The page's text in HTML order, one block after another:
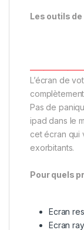
Les outils
L’écran de
Pas de
ipad dans le
cet écran qui
exorbitants.
Pour quels
Ecran
Ecran